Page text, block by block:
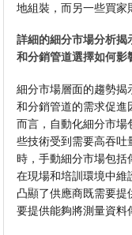
地組裝，而另一些買家
詳細的細分市場分析
和分銷管道選擇如何影
細分市場層面的趨勢揭
和分銷管道的需求促
而言，自動化細分市場
些技術受到需要高吞吐
時，手動細分市場包括
在現場和培訓環境中維
凸顯了供應商既需要
要提供能夠將測量資料